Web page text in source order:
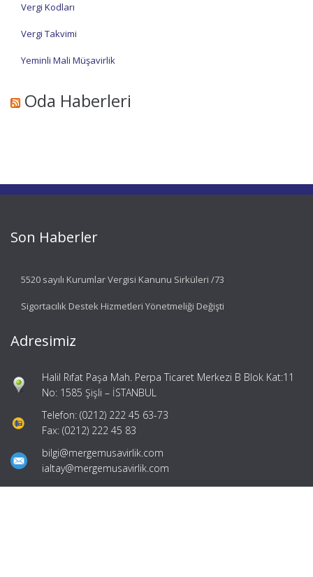
Vergi Kodları
Vergi Takvimi
Yeminli Mali Müşavirlik
Oda Haberleri
Son Haberler
5520 sayılı Kurumlar Vergisi Kanunu Sirküleri /73
Sigortacılık Destek Hizmetleri Yönetmeliği Değişti
Adresimiz
Halil Rıfat Paşa Mah. Perpa Ticaret Merkezi B Blok Kat:11
No: 1585 Şişli – İSTANBUL
Telefon: (0212) 222 45 63-73
Fax: (0212) 222 45 83
bilgi@mergemusavirlik.com
ialtay@mergemusavirlik.com